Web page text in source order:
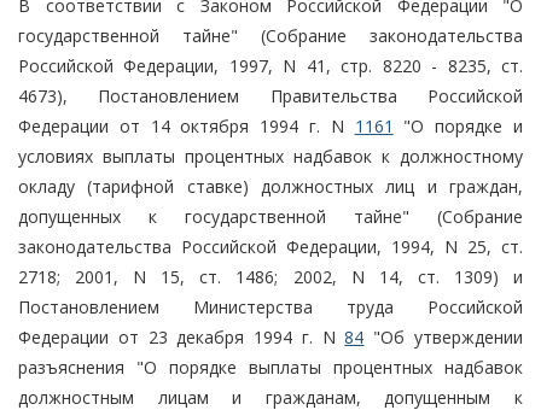
В соответствии с Законом Российской Федерации "О
государственной тайне" (Собрание законодательства
Российской Федерации, 1997, N 41, стр. 8220 - 8235, ст.
4673), Постановлением Правительства Российской
Федерации от 14 октября 1994 г. N 1161
"О порядке и
условиях выплаты процентных надбавок к должностному
окладу (тарифной ставке) должностных лиц и граждан,
допущенных к государственной тайне" (Собрание
законодательства Российской Федерации, 1994, N 25, ст.
2718; 2001, N 15, ст. 1486; 2002, N 14, ст. 1309) и
Постановлением Министерства труда Российской
Федерации от 23 декабря 1994 г. N84 "Об утверждении
разъяснения "О порядке выплаты процентных надбавок
должностным лицам и гражданам, допущенным к